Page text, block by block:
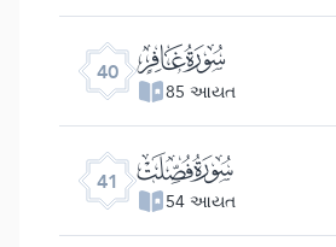
40 ﯕ
85 આયત
41 ﯖ
54 આયત